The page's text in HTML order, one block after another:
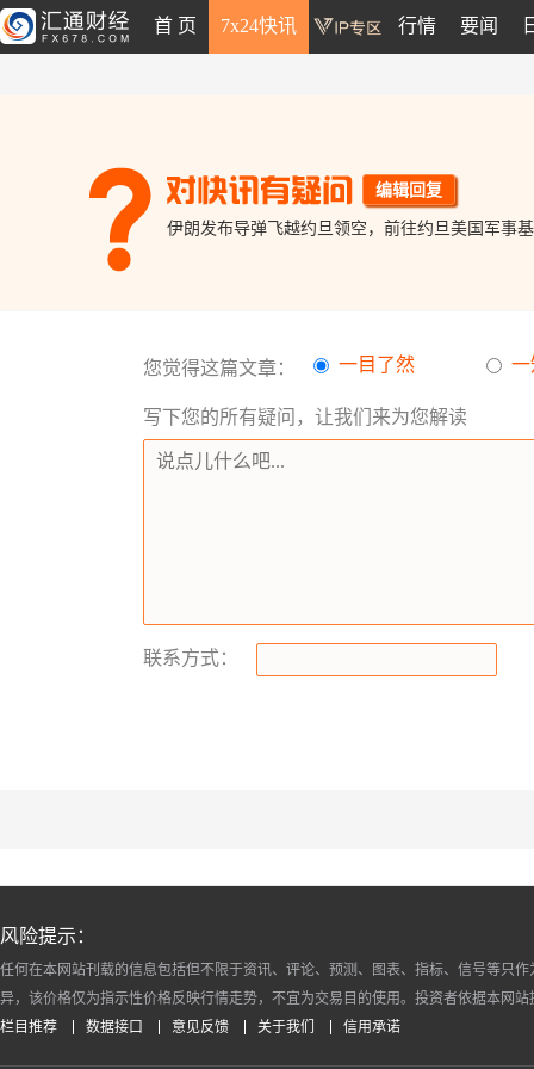
首 页 7x24快讯 行情 要闻
伊朗发布导弹飞越约旦领空，前往约旦美国军事
编辑回复
您觉得这篇文章： 一目了然 一
写下您的所有疑问，让我们来为您解读
联系方式：
风险提示：
任何在本网站刊载的信息包括但不限于资讯、评论、预测、图表、指标、信号等只
异，该价格仅为指示性价格反映行情走势，不宜为交易目的使用。投资者依据本网
栏目推荐
数据接口 意见反馈 关于我们 信用承诺